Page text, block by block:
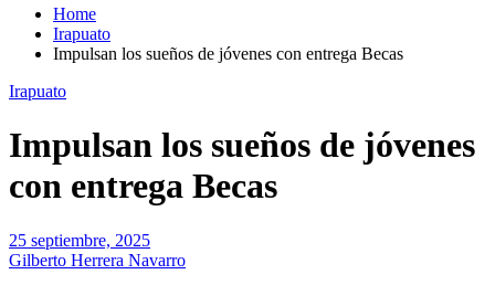
Home
Irapuato
Impulsan los sueños de jóvenes con entrega Becas
Irapuato
Impulsan los sueños de jóvenes
con entrega Becas
25 septiembre, 2025
Gilberto Herrera Navarro